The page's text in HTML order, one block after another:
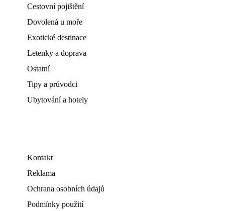
Cestovní pojištění
Dovolená u moře
Exotické destinace
Letenky a doprava
Ostatní
Tipy a průvodci
Ubytování a hotely
Kontakt
Reklama
Ochrana osobních údajů
Podmínky použití